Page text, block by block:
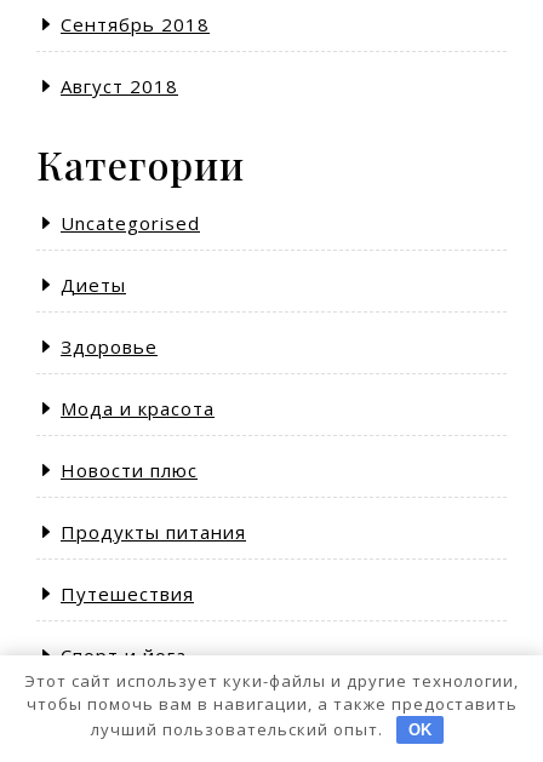
Сентябрь 2018
Август 2018
Категории
Uncategorised
Диеты
Здоровье
Мода и красота
Новости плюс
Продукты питания
Путешествия
Спорт и йога
Этот сайт использует куки-файлы и другие технологии,
чтобы помочь вам в навигации, а также предоставить
лучший пользовательский опыт.
OK